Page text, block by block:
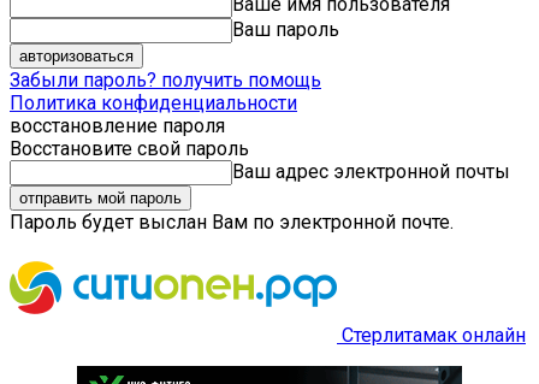
Ваш пароль
Забыли пароль? получить помощь
Политика конфиденциальности
восстановление пароля
Восстановите свой пароль
Ваш адрес электронной почты
Пароль будет выслан Вам по электронной почте.
Стерлитамак онлайн